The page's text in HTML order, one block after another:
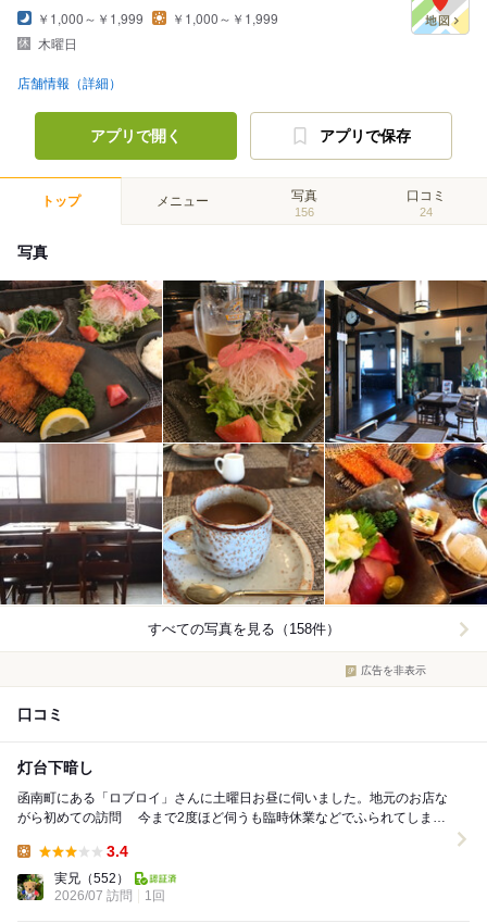
￥1,000～￥1,999
￥1,000～￥1,999
木曜日
店舗情報（詳細）
アプリで開く アプリで保存
トップ メニュー 写真
156
口コミ
24
写真
すべての写真を見る（158件）
広告を非表示
口コミ
灯台下暗し
函南町にある「ロブロイ」さんに土曜日お昼に伺いました。地元のお店な
がら初めての訪問 今まで2度ほど伺うも臨時休業などでふられてしまい
3.4
実兄 （552）
2026/07 訪問
1回